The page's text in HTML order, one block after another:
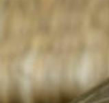
おすすめ
おすすめ